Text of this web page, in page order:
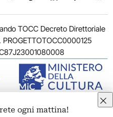
TOCC Decreto Direttoriale
Vittorio Emanuele II, 287 –
ogni mattina!